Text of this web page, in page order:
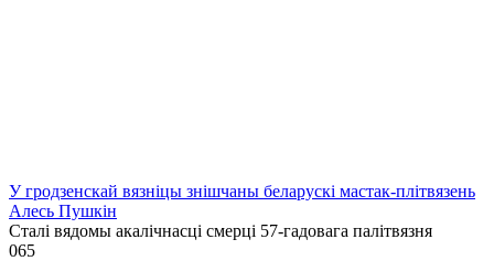
У гродзенскай вязніцы знішчаны беларускі мастак-плітвязень
Алесь Пушкін
Сталі вядомы акалічнасці смерці 57-гадовага палітвязня
065